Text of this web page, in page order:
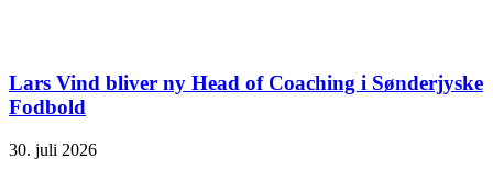
Lars Vind bliver ny Head of Coaching i Sønderjyske
Fodbold
30. juli 2026